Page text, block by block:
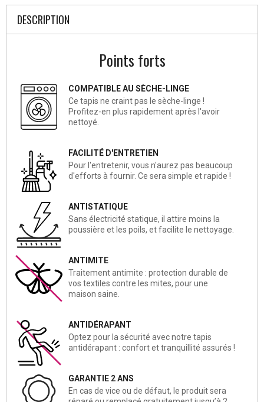
DESCRIPTION
Points forts
COMPATIBLE AU SÈCHE-LINGE
Ce tapis ne craint pas le sèche-linge !
Profitez-en plus rapidement après l'avoir
nettoyé.
FACILITÉ D'ENTRETIEN
Pour l'entretenir, vous n'aurez pas beaucoup
d'efforts à fournir. Ce sera simple et rapide !
ANTISTATIQUE
Sans électricité statique, il attire moins la
poussière et les poils, et facilite le nettoyage.
ANTIMITE
Traitement antimite : protection durable de
vos textiles contre les mites, pour une
maison saine.
ANTIDÉRAPANT
Optez pour la sécurité avec notre tapis
antidérapant : confort et tranquillité assurés !
GARANTIE 2 ANS
En cas de vice ou de défaut, le produit sera